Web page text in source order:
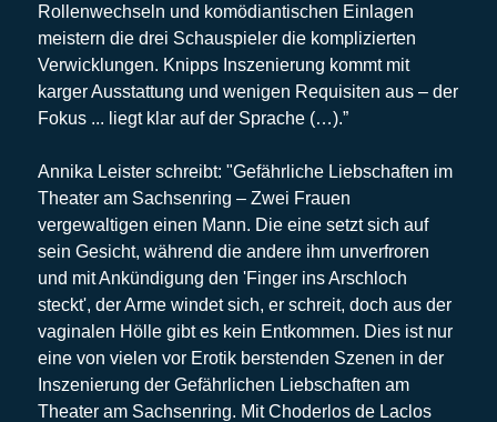
Rollenwechseln und komödiantischen Einlagen
meistern die drei Schauspieler die komplizierten
Verwicklungen. Knipps Inszenierung kommt mit
karger Ausstattung und wenigen Requisiten aus – der
Fokus ... liegt klar auf der Sprache (…).”
Annika Leister schreibt: "Gefährliche Liebschaften im
Theater am Sachsenring – Zwei Frauen
vergewaltigen einen Mann. Die eine setzt sich auf
sein Gesicht, während die andere ihm unverfroren
und mit Ankündigung den 'Finger ins Arschloch
steckt', der Arme windet sich, er schreit, doch aus der
vaginalen Hölle gibt es kein Entkommen. Dies ist nur
eine von vielen vor Erotik berstenden Szenen in der
Inszenierung der Gefährlichen Liebschaften am
Theater am Sachsenring. Mit Choderlos de Laclos